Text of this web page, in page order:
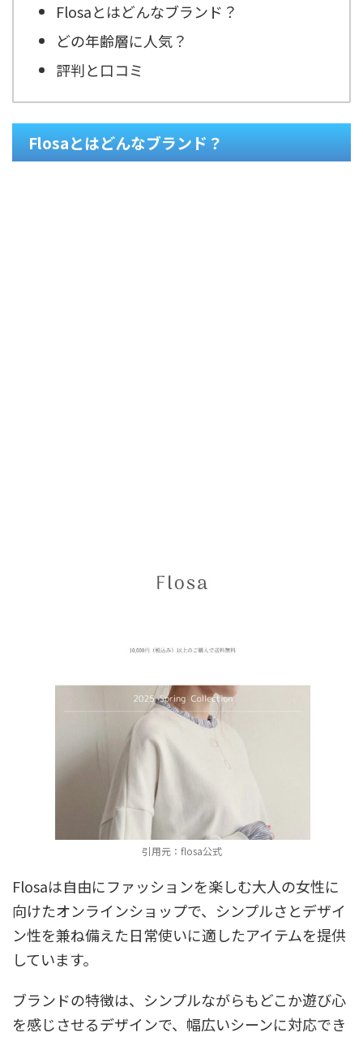
Flosaとはどんなブランド？
どの年齢層に人気？
評判と口コミ
Flosaとはどんなブランド？
引用元：flosa公式
Flosaは自由にファッションを楽しむ大人の女性に
向けたオンラインショップで、シンプルさとデザイ
ン性を兼ね備えた日常使いに適したアイテムを提供
しています。
ブランドの特徴は、シンプルながらもどこか遊び心
を感じさせるデザインで、幅広いシーンに対応でき